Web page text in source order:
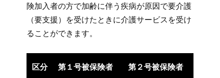
険加入者の方で加齢に伴う疾病が原因で要介護
（要支援）を受けたときに介護サービスを受け
ることができます。
区分 第１号被保険者 第２号被保険者